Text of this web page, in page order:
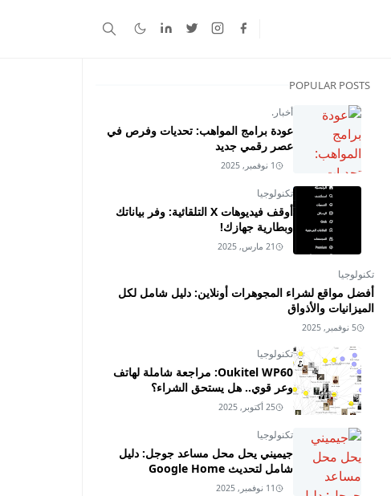
POPULAR POSTS
أخبار.
عودة برامج المواهب: تحديات وفرص في
عصر رقمي جديد
1 نوفمبر, 2025
تكنولوجيا
أوقف فيديوهات X التلقائية: وفر بياناتك
وبطارية جهازك!
21 مارس, 2025
تكنولوجيا
أفضل مواقع لشراء المجوهرات أونلاين: دليل شامل لكل
الميزانيات والأذواق
5 نوفمبر, 2025
تكنولوجيا
Oukitel WP60: مراجعة شاملة لهاتف
وعر قوي.. هل يستحق الشراء؟
25 أكتوبر, 2025
تكنولوجيا
جيميني يحل محل مساعد جوجل: دليل
شامل لتحديث Google Home
11 نوفمبر, 2025